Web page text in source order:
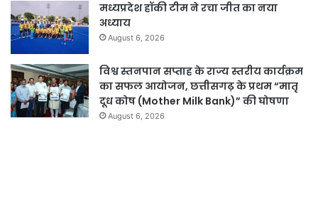
मध्यप्रदेश हॉकी टीम ने रचा जीत का नया
अध्याय
August 6, 2026
विश्व स्तनपान सप्ताह के राज्य स्तरीय कार्यक्रम
का सफल आयोजन, छत्तीसगढ़ के प्रथम “मातृ
दूध कोष (Mother Milk Bank)” की घोषणा
August 6, 2026